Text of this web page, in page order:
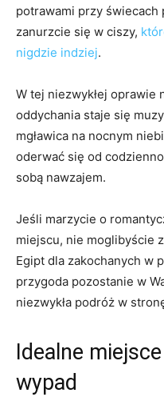
‌potrawami przy świecach
zanurzcie się‍ w ciszy,
nigdzie indziej.
W tej niezwykłej oprawie
oddychania staje się
mgławica na nocnym
oderwać się od
sobą nawzajem.
Jeśli‌ marzycie⁢ o‌
miejscu, nie moglibyście
Egipt dla zakochanych w
przygoda ⁤pozostanie w
niezwykła podróż w‍
Idealne
wypad